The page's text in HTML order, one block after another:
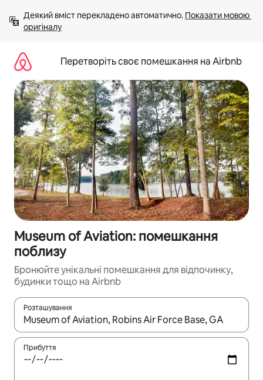
вмісту
Деякий вміст перекладено автоматично. Показати мовою
оригіналу
Перетворіть своє помешкання на Airbnb
Museum of Aviation: помешкання
поблизу
Бронюйте унікальні помешкання для відпочинку,
будинки тощо на Airbnb
Розташування
Отримавши результати пошуку, використовуйте для
Прибуття